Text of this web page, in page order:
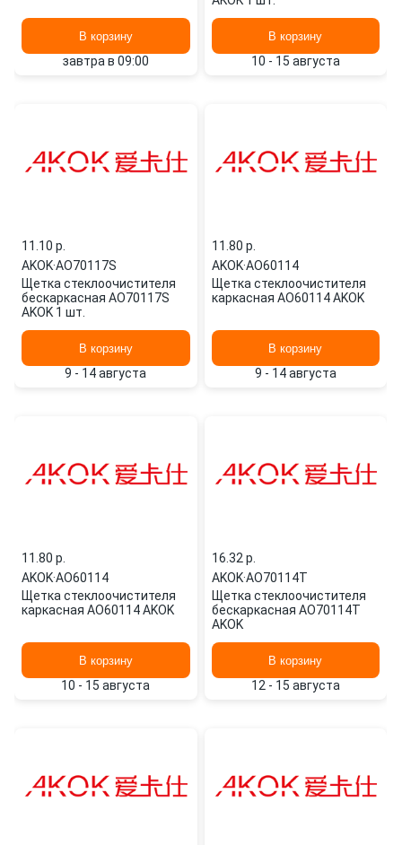
В корзину
завтра в 09:00
В корзину
10 - 15 августа
11.10 p.
AKOK·AO70117S
Щетка стеклоочистителя
бескаркасная AO70117S
AKOK 1 шт.
В корзину
9 - 14 августа
11.80 p.
AKOK·AO60114
Щетка стеклоочистителя
каркасная AO60114 AKOK
В корзину
9 - 14 августа
11.80 p.
AKOK·AO60114
Щетка стеклоочистителя
каркасная AO60114 AKOK
В корзину
10 - 15 августа
16.32 p.
AKOK·AO70114T
Щетка стеклоочистителя
бескаркасная AO70114T
AKOK
В корзину
12 - 15 августа